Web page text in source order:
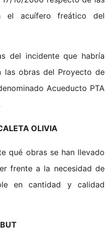
el acuífero freático del
del incidente que habría
obras del Proyecto de
Acueducto PTA
OLIVIA
qué obras se han llevado
frente a la necesidad de
en cantidad y calidad